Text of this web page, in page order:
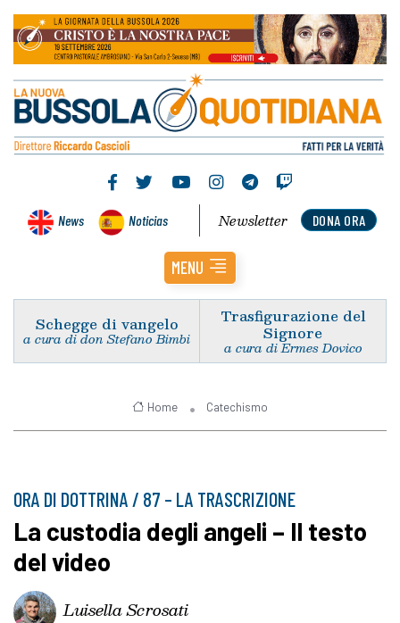
News Noticias DONA ORA
Newsletter
MENU
Schegge di vangelo
a cura di don Stefano Bimbi
Trasfigurazione del
Signore
a cura di Ermes Dovico
Home Catechismo
ORA DI DOTTRINA / 87 – LA TRASCRIZIONE
La custodia degli angeli – Il testo
del video
Luisella Scrosati